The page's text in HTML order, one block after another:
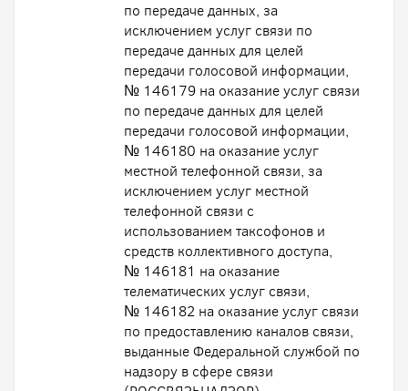
по передаче данных, за
исключением услуг связи по
передаче данных для целей
передачи голосовой информации,
№ 146179 на оказание услуг связи
по передаче данных для целей
передачи голосовой информации,
№ 146180 на оказание услуг
местной телефонной связи, за
исключением услуг местной
телефонной связи с
использованием таксофонов и
средств коллективного доступа,
№ 146181 на оказание
телематических услуг связи,
№ 146182 на оказание услуг связи
по предоставлению каналов связи,
выданные Федеральной службой по
надзору в сфере связи